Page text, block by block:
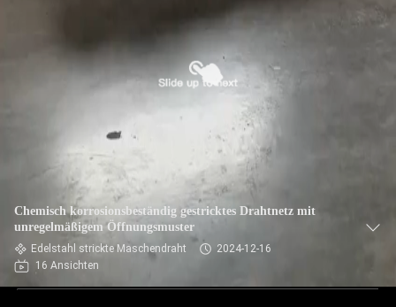
Chemisch korrosionsbeständig gestricktes Drahtnetz mit
unregelmäßigem Öffnungsmuster
Edelstahl strickte Maschendraht
2024-12-16
16 Ansichten